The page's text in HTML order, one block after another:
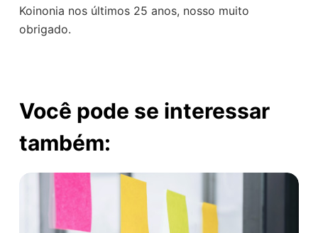
Koinonia nos últimos 25 anos, nosso muito
obrigado.
Você pode se interessar
também: